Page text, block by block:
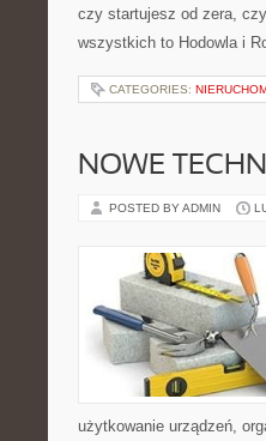
czy startujesz od zera,
wszystkich to Hodowla i
CATEGORIES:
NOWE
POSTED BY ADMIN
użytkowanie urządzeń,